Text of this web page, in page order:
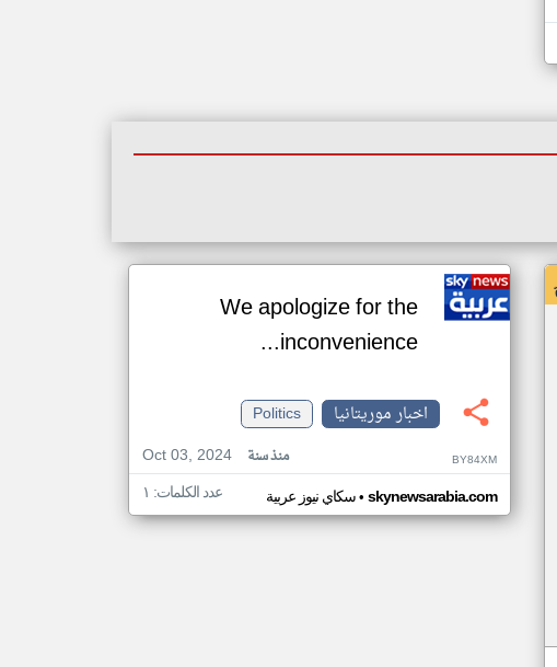
We apologize for the
inconvenience...
اخبار موريتانيا
Politics
Oct 03, 2024
منذ سنة BY84XM
سكاي نيوز عربية• skynewsarabia.com عدد الكلمات: ١